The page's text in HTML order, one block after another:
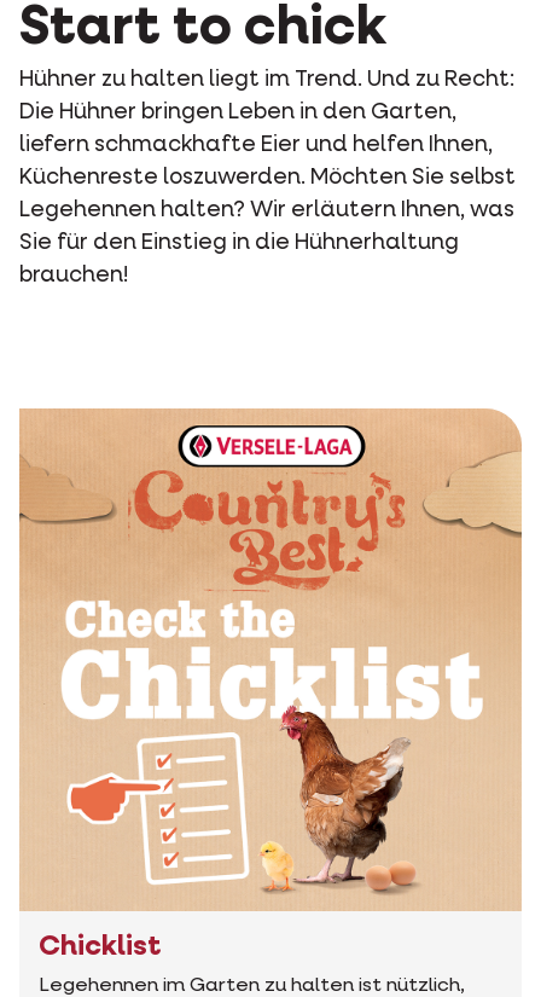
Start to chick
Hühner zu halten liegt im Trend. Und zu Recht:
Die Hühner bringen Leben in den Garten,
liefern schmackhafte Eier und helfen Ihnen,
Küchenreste loszuwerden. Möchten Sie selbst
Legehennen halten? Wir erläutern Ihnen, was
Sie für den Einstieg in die Hühnerhaltung
brauchen!
Chicklist
Legehennen im Garten zu halten ist nützlich,